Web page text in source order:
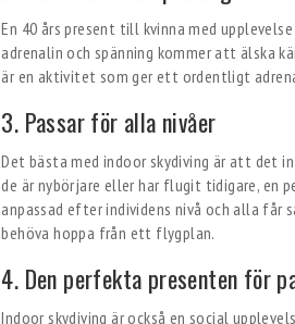
En 40 års present till kvinna med
adrenalin och spänning kommer att älska
är en aktivitet som ger ett ordentligt
3. Passar för alla nivåer
Det bästa med indoor skydiving är att det
de är nybörjare eller har flugit tidigare, en
anpassad efter individens nivå och alla
behöva hoppa från ett flygplan.
4. Den perfekta presenten för
Indoor skydiving är också en social